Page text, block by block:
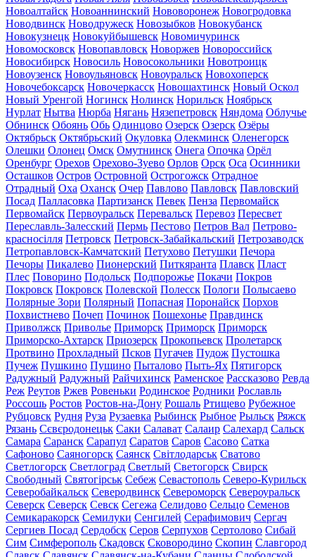
Новоалтайск Новоаннинский Нововоронеж Новогродовка
Новодвинск Новодружеск Новозыбков Новокубанск
Новокузнецк Новокуйбышевск Новомичуринск
Новомосковск Новопавловск Новоржев Новороссийск
Новосибирск Новосиль Новосокольники Новотроицк
Новоузенск Новоульяновск Новоуральск Новохоперск
Новочебоксарск Новочеркасск Новошахтинск Новый Оскол
Новый Уренгой Ногинск Нолинск Норильск Ноябрьск
Нурлат Нытва Нюрба Нягань Нязепетровск Няндома Облучье
Обнинск Обоянь Обь Одинцово Озерск Озерск Озёры
Октябрьск Октябрьский Окуловка Олекминск Оленегорск
Олешки Олонец Омск Омутнинск Онега Опочка Орёл
Оренбург Орехов Орехово-Зуево Орлов Орск Оса Осинники
Осташков Остров Островной Острогожск Отрадное
Отрадный Оха Оханск Очер Павлово Павловск Павловский
Посад Палласовка Партизанск Певек Пенза Первомайск
Первомайск Первоуральск Перевальск Перевоз Пересвет
Переславль-Залесский Пермь Пестово Петров Вал Петрово-
красносілля Петровск Петровск-Забайкальский Петрозаводск
Петропавловск-Камчатский Петухово Петушки Печора
Печоры Пикалево Пионерский Питкяранта Плавск Пласт
Плес Поворино Подольск Подпорожье Покачи Покров
Покровск Покровск Полевской Полесск Пологи Полысаево
Полярные Зори Полярный Попасная Поронайск Порхов
Похвистнево Почеп Починок Пошехонье Правдинск
Приволжск Приволье Приморск Приморск Приморск
Приморско-Ахтарск Приозерск Прокопьевск Пролетарск
Протвино Прохладный Псков Пугачев Пудож Пустошка
Пучеж Пушкино Пущино Пыталово Пыть-Ях Пятигорск
Радужный Радужный Райчихинск Раменское Рассказово Ревда
Реж Реутов Ржев Ровеньки Родинское Родники Рославль
Россошь Ростов Ростов-на-Дону Рошаль Ртищево Рубежное
Рубцовск Рудня Руза Рузаевка Рыбинск Рыбное Рыльск Ряжск
Рязань Сєвєродонецьк Саки Салават Салаир Салехард Сальск
Самара Саранск Сарапул Саратов Саров Сасово Сатка
Сафоново Саяногорск Саянск Світлодарськ Сватово
Светлогорск Светлоград Светлый Светогорск Свирск
Свободный Святогірськ Себеж Севастополь Северо-Курильск
Северобайкальск Северодвинск Североморск Североуральск
Северск Северск Севск Сегежа Селидово Сельцо Семенов
Семикаракорск Семилуки Сенгилей Серафимович Сергач
Сергиев Посад Сердобск Серов Серпухов Сертолово Сибай
Сим Симферополь Скадовск Сковородино Скопин Славгород